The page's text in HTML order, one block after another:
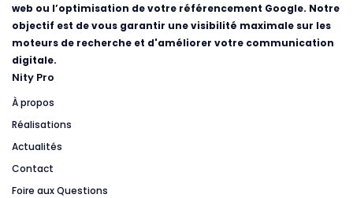
web ou l’optimisation de votre référencement Google. Notre
objectif est de vous garantir une visibilité maximale sur les
moteurs de recherche et d'améliorer votre communication
digitale.
Nity Pro
À propos
Réalisations
Actualités
Contact
Foire aux Questions